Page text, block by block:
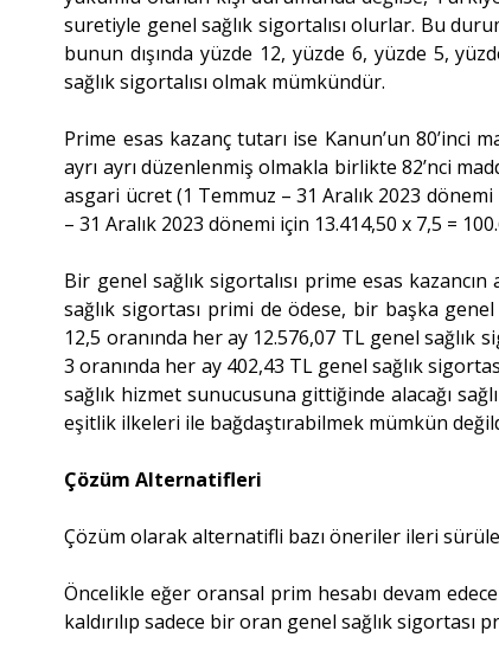
suretiyle genel sağlık sigortalısı olurlar. Bu
bunun dışında yüzde 12, yüzde 6, yüzde 5,
sağlık sigortalısı olmak mümkündür.
Prime esas kazanç tutarı ise Kanun’un
ayrı ayrı düzenlenmiş olmakla birlikte 82’nci
asgari ücret (1 Temmuz – 31 Aralık 2023 dönemi
– 31 Aralık 2023 dönemi için 13.414,50 x 7,5 =
Bir genel sağlık sigortalısı prime esas
sağlık sigortası primi de ödese, bir başka genel
12,5 oranında her ay 12.576,07 TL genel sağlık
3 oranında her ay 402,43 TL genel sağlık
sağlık hizmet sunucusuna gittiğinde alacağı
eşitlik ilkeleri ile bağdaştırabilmek mümkün
Çözüm Alternatifleri
Çözüm olarak alternatifli bazı öneriler ileri
Öncelikle eğer oransal prim hesabı devam
kaldırılıp sadece bir oran genel sağlık sigortası